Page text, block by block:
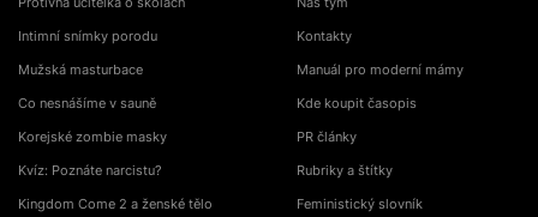
Intimní snímky porodu
Mužská masturbace
Co nesnášíme v sauně
Korejské zombie masky
Kvíz: Poznáte narcistu?
Kingdom Come 2 a ženské tělo
Kontakty
Manuál pro moderní mámy
Kde koupit časopis
PR články
Rubriky a štítky
Feministický slovník